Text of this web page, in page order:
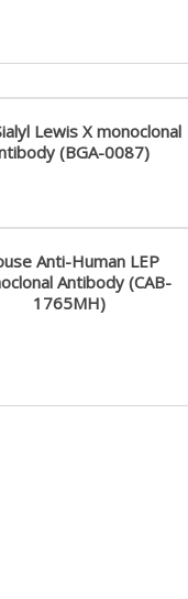
Lewis X monoclonal
(BGA-0087)
Anti-Human LEP
Antibody (CAB-
1765MH)